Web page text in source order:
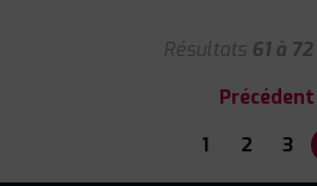
Résultats 61 à 72
Précédent
1
2 3